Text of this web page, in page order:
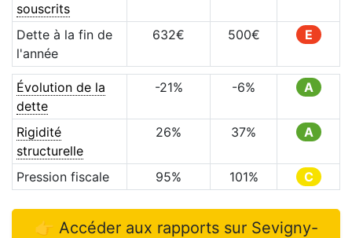
souscrits
Dette à la fin de
l'année
632€ 500€ E
Évolution de la
dette
-21% -6% A
Rigidité
structurelle
26% 37% A
Pression fiscale 95% 101% C
👉 Accéder aux rapports sur Sevigny-